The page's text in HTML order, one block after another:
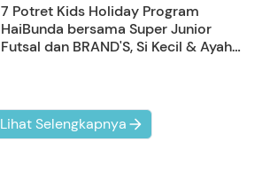
7 Potret Kids Holiday Program
HaiBunda bersama Super Junior
Futsal dan BRAND'S, Si Kecil & Ayah
Lihat Selengkapnya